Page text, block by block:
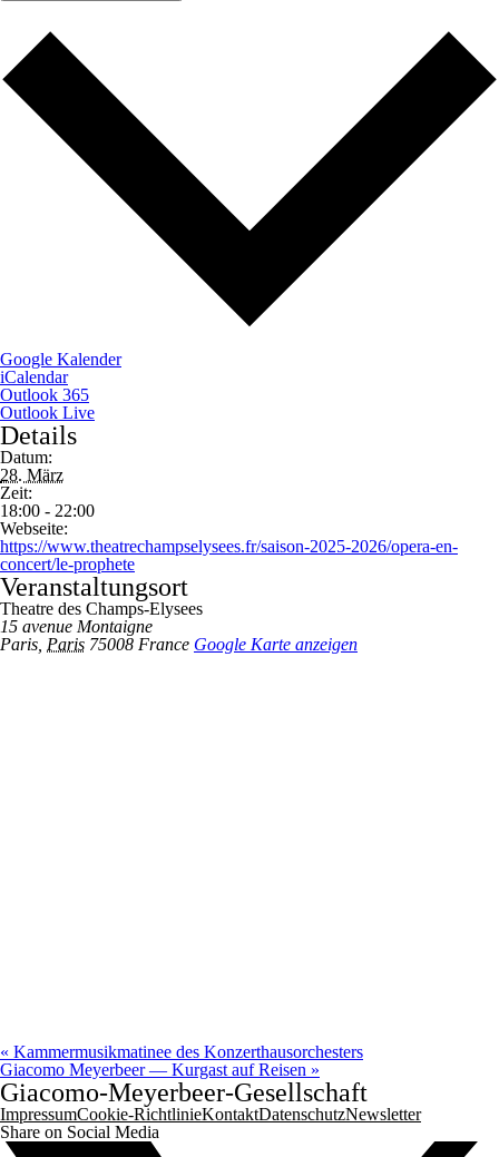
Google Kalender
iCalendar
Outlook 365
Outlook Live
Details
Datum:
28. März
Zeit:
18:00 - 22:00
Webseite:
https://www.theatrechampselysees.fr/saison-2025-2026/opera-en-
concert/le-prophete
Veranstaltungsort
Theatre des Champs-Elysees
15 avenue Montaigne
Paris Paris 75008 France Google Karte anzeigen
« Kammermusikmatinee des Konzerthausorchesters
Giacomo Meyerbeer — Kurgast auf Reisen »
Giacomo-Meyerbeer-Gesellschaft
ImpressumCookie-RichtlinieKontaktDatenschutzNewsletter
Share on Social Media